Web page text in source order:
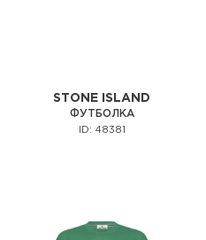
STONE ISLAND
ФУТБОЛКА
ID: 48381